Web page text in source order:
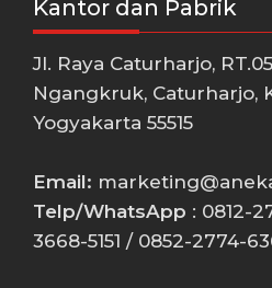
Kantor dan Pabrik
Jl. Raya Caturharjo,
Ngangkruk, Caturharjo,
Yogyakarta 55515
Email:
Telp/WhatsApp : 0812-
3668-5151 / 0852-2774-